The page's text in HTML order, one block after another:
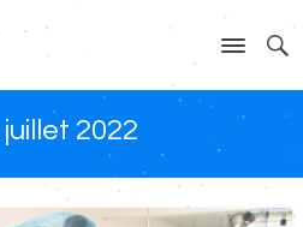
juillet 2022